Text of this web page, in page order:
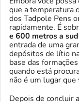
que a temperatura
dos Tadpole Pens
rapidamente. É
e 600 metros a
entrada de uma
depósitos de lítio
base das
quando está
não é um lugar
Depois de concluir